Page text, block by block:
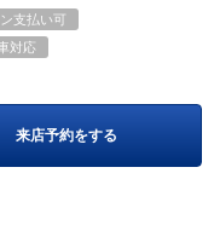
支払い可
対応
来店予約をする